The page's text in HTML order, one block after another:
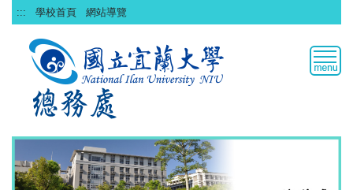
跳
到
::: 學校首頁 網站導覽